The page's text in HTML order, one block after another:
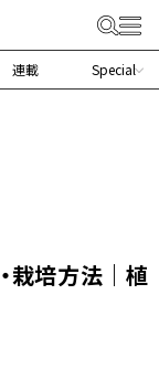
連載 Special
栽培方法｜植